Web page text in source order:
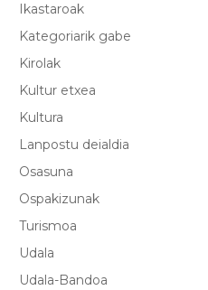
Ikastaroak
Kategoriarik gabe
Kirolak
Kultur etxea
Kultura
Lanpostu deialdia
Osasuna
Ospakizunak
Turismoa
Udala
Udala-Bandoa